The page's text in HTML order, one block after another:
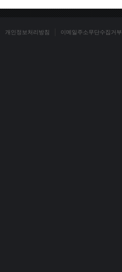
개인정보처리방침 이메일주소무단수집거부